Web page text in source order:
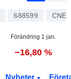
688599
Förändring 1 jan.
−16,80 %
Nyheter